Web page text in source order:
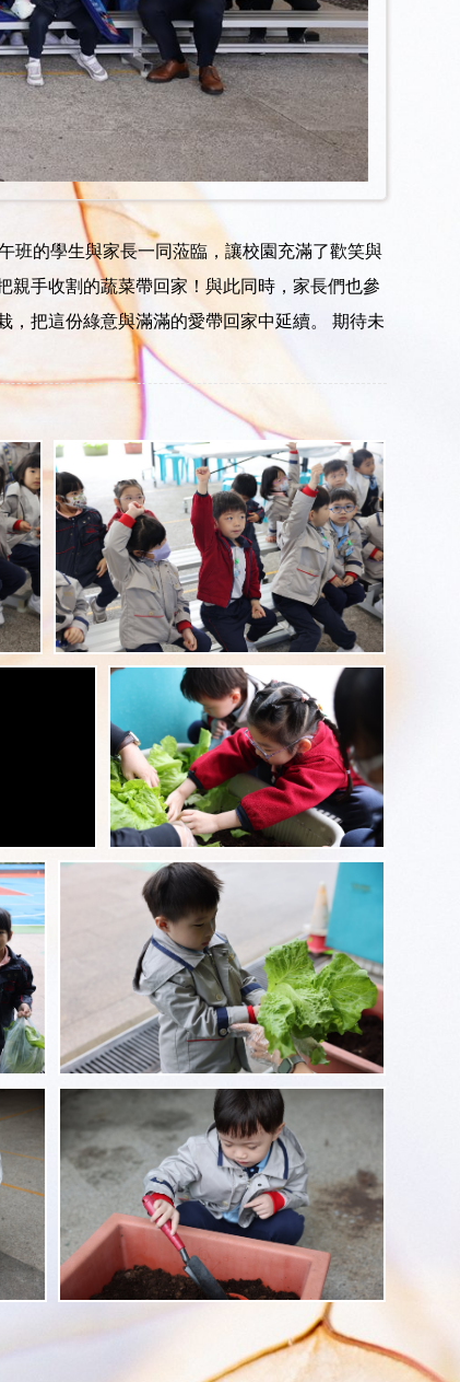
班的學生與家長一同蒞臨，讓校園充滿了歡笑與
親手收割的蔬菜帶回家！與此同時，家長們也參
，把這份綠意與滿滿的愛帶回家中延續。 期待未